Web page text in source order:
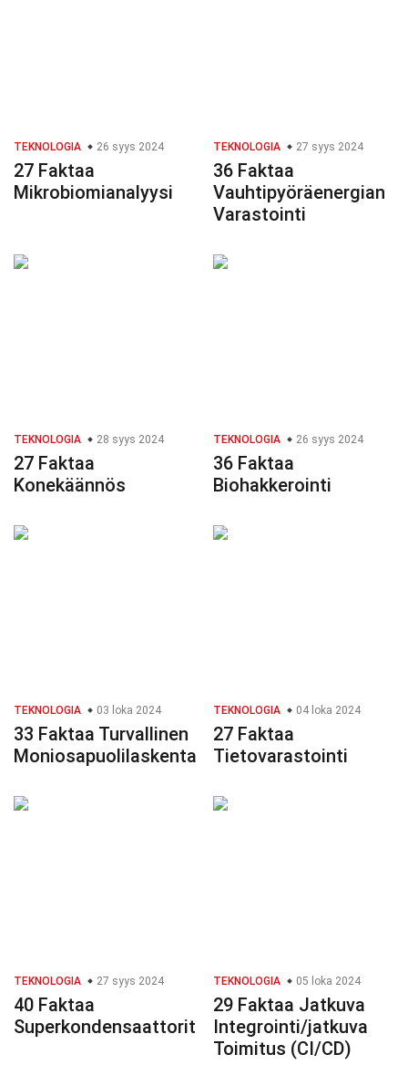
TEKNOLOGIA 26 syys 2024
27 Faktaa
Mikrobiomianalyysi
TEKNOLOGIA 27 syys 2024
36 Faktaa
Vauhtipyöräenergian
Varastointi
TEKNOLOGIA 28 syys 2024
27 Faktaa
Konekäännös
TEKNOLOGIA 26 syys 2024
36 Faktaa
Biohakkerointi
TEKNOLOGIA 03 loka 2024
33 Faktaa Turvallinen
Moniosapuolilaskenta
TEKNOLOGIA 04 loka 2024
27 Faktaa
Tietovarastointi
TEKNOLOGIA 27 syys 2024
40 Faktaa
Superkondensaattorit
TEKNOLOGIA 05 loka 2024
29 Faktaa Jatkuva
Integrointi/jatkuva
Toimitus (CI/CD)